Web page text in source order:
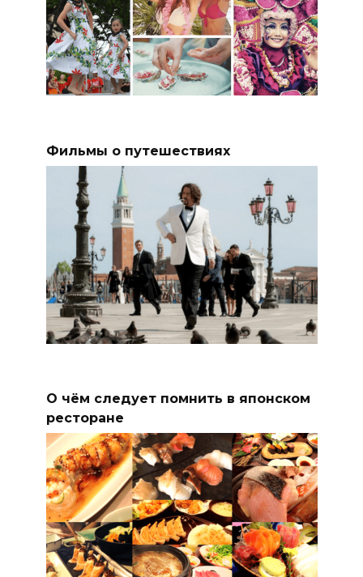
Фильмы о путешествиях
О чём следует помнить в японском
ресторане